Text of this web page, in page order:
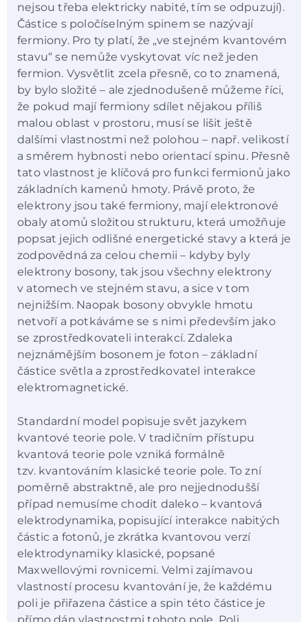
nejsou třeba elektricky nabité, tím se odpuzují).
Částice s poločíselným spinem se nazývají
fermiony. Pro ty platí, že „ve stejném kvantovém
stavu“ se nemůže vyskytovat víc než jeden
fermion. Vysvětlit zcela přesně, co to znamená,
by bylo složité – ale zjednodušeně můžeme říci,
že pokud mají fermiony sdílet nějakou příliš
malou oblast v prostoru, musí se lišit ještě
dalšími vlastnostmi než polohou – např. velikostí
a směrem hybnosti nebo orientací spinu. Přesně
tato vlastnost je klíčová pro funkci fermionů jako
základních kamenů hmoty. Právě proto, že
elektrony jsou také fermiony, mají elektronové
obaly atomů složitou strukturu, která umožňuje
popsat jejich odlišné energetické stavy a která je
zodpovědná za celou chemii – kdyby byly
elektrony bosony, tak jsou všechny elektrony
v atomech ve stejném stavu, a sice v tom
nejnižším. Naopak bosony obvykle hmotu
netvoří a potkáváme se s nimi především jako
se zprostředkovateli interakcí. Zdaleka
nejznámějším bosonem je foton – základní
částice světla a zprostředkovatel interakce
elektromagnetické.
Standardní model popisuje svět jazykem
kvantové teorie pole. V tradičním přístupu
kvantová teorie pole vzniká formálně
tzv. kvantováním klasické teorie pole. To zní
poměrně abstraktně, ale pro nejjednodušší
případ nemusíme chodit daleko – kvantová
elektrodynamika, popisující interakce nabitých
částic a fotonů, je zkrátka kvantovou verzí
elektrodynamiky klasické, popsané
Maxwellovými rovnicemi. Velmi zajímavou
vlastností procesu kvantování je, že každému
poli je přiřazena částice a spin této částice je
přímo dán vlastnostmi tohoto pole. Poli